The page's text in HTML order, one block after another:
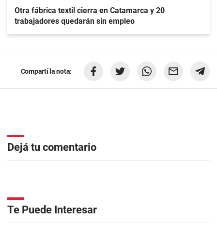
Otra fábrica textil cierra en Catamarca y 20
trabajadores quedarán sin empleo
Compartí la nota:
Dejá tu comentario
Te Puede Interesar